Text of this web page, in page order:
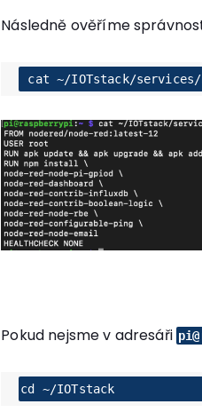
Následně ověříme
cat ~/IOTstack/
Pokud nejsme v adresáři
cd ~/IOTstack